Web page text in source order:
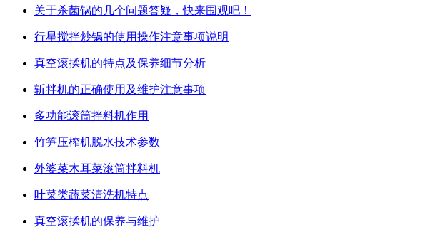
关于杀菌锅的几个问题答疑，快来围观吧！
行星搅拌炒锅的使用操作注意事项说明
真空滚揉机的特点及保养细节分析
斩拌机的正确使用及维护注意事项
多功能滚筒拌料机作用
竹笋压榨机脱水技术参数
外婆菜木耳菜滚筒拌料机
叶菜类蔬菜清洗机特点
真空滚揉机的保养与维护